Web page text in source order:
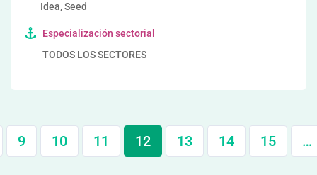
Idea, Seed
Especialización sectorial
TODOS LOS SECTORES
9 10 11 12 13 14 15 …